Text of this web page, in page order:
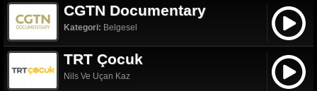
CGTN Documentary
Kategori: Belgesel
TRT Çocuk
Nils Ve Uçan Kaz